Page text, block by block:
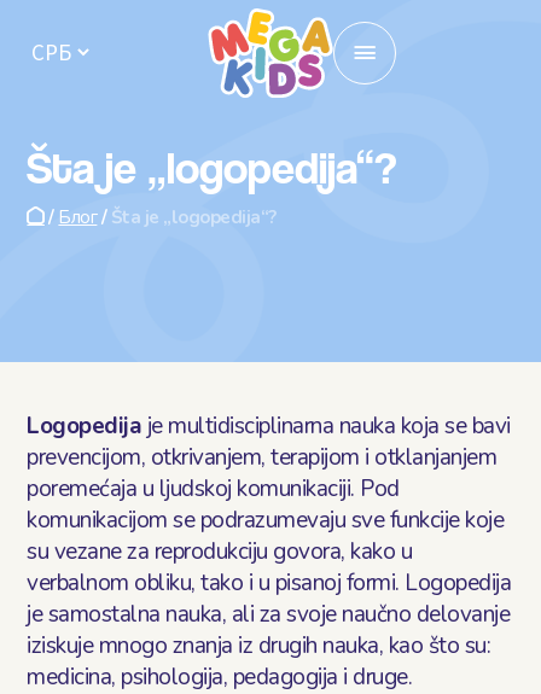
Почетна
Локације
Исхрана у вртићу
Кутак за родитеље
Блог
Контакт
Šta je „logopedija“?
/ Блог/ Šta je „logopedija“?
Logopedija je multidisciplinarna nauka koja se bavi
prevencijom, otkrivanjem, terapijom i otklanjanjem
poremećaja u ljudskoj komunikaciji. Pod
komunikacijom se podrazumevaju sve funkcije koje
su vezane za reprodukciju govora, kako u
verbalnom obliku, tako i u pisanoj formi. Logopedija
je samostalna nauka, ali za svoje naučno delovanje
iziskuje mnogo znanja iz drugih nauka, kao što su:
medicina, psihologija, pedagogija i druge.